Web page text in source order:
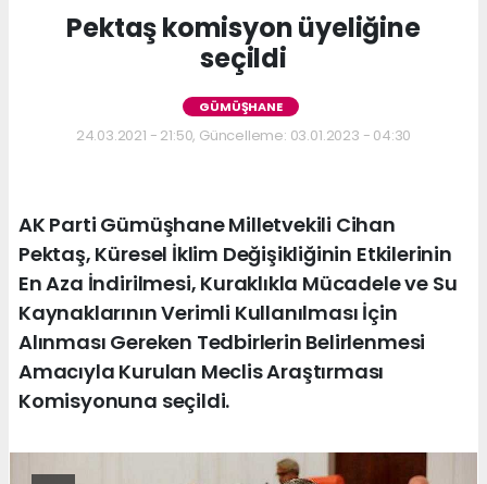
Pektaş komisyon üyeliğine
seçildi
GÜMÜŞHANE
24.03.2021 - 21:50, Güncelleme: 03.01.2023 - 04:30
AK Parti Gümüşhane Milletvekili Cihan
Pektaş, Küresel İklim Değişikliğinin Etkilerinin
En Aza İndirilmesi, Kuraklıkla Mücadele ve Su
Kaynaklarının Verimli Kullanılması İçin
Alınması Gereken Tedbirlerin Belirlenmesi
Amacıyla Kurulan Meclis Araştırması
Komisyonuna seçildi.